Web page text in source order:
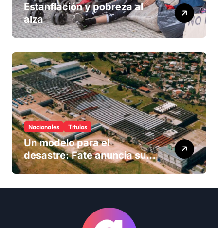
Estanflación y pobreza al
alza
Nacionales Titulos
Un modelo para el
desastre: Fate anuncia su
cierre definitivo y despide a